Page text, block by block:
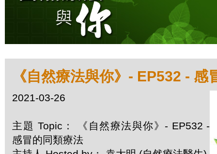
《自然療法與你》- EP532 - 感
2021-03-26
主題 Topic： 《自然療法與你》- EP532 -
感冒的同類療法